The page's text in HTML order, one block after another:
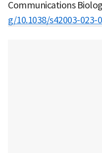
Communications
g/10.1038/s42003-023-